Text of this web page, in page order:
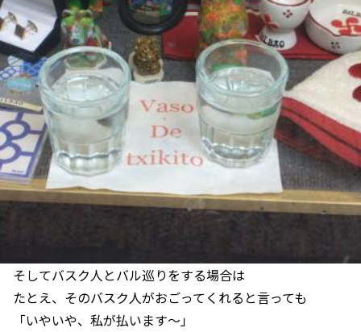
そしてバスク人とバル巡りをする場合は
たとえ、そのバスク人がおごってくれると言っても
「いやいや、私が払います～」